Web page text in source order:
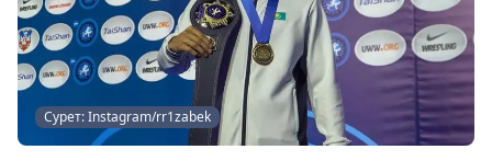
Сурет: Instagram/rr1zabek